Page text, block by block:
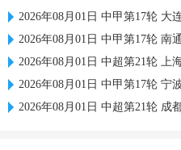
2026年08月01日 中甲第17轮 大
2026年08月01日 中甲第17轮 南
2026年08月01日 中超第21轮 上
2026年08月01日 中甲第17轮 宁
2026年08月01日 中超第21轮 成